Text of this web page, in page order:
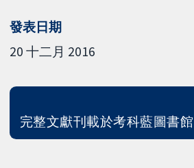
發表日期
20 十二月 2016
完整文獻刊載於考科藍圖書館